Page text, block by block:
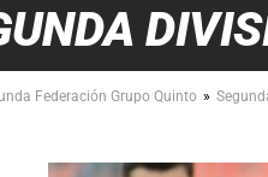
Federación Grupo Quinto »